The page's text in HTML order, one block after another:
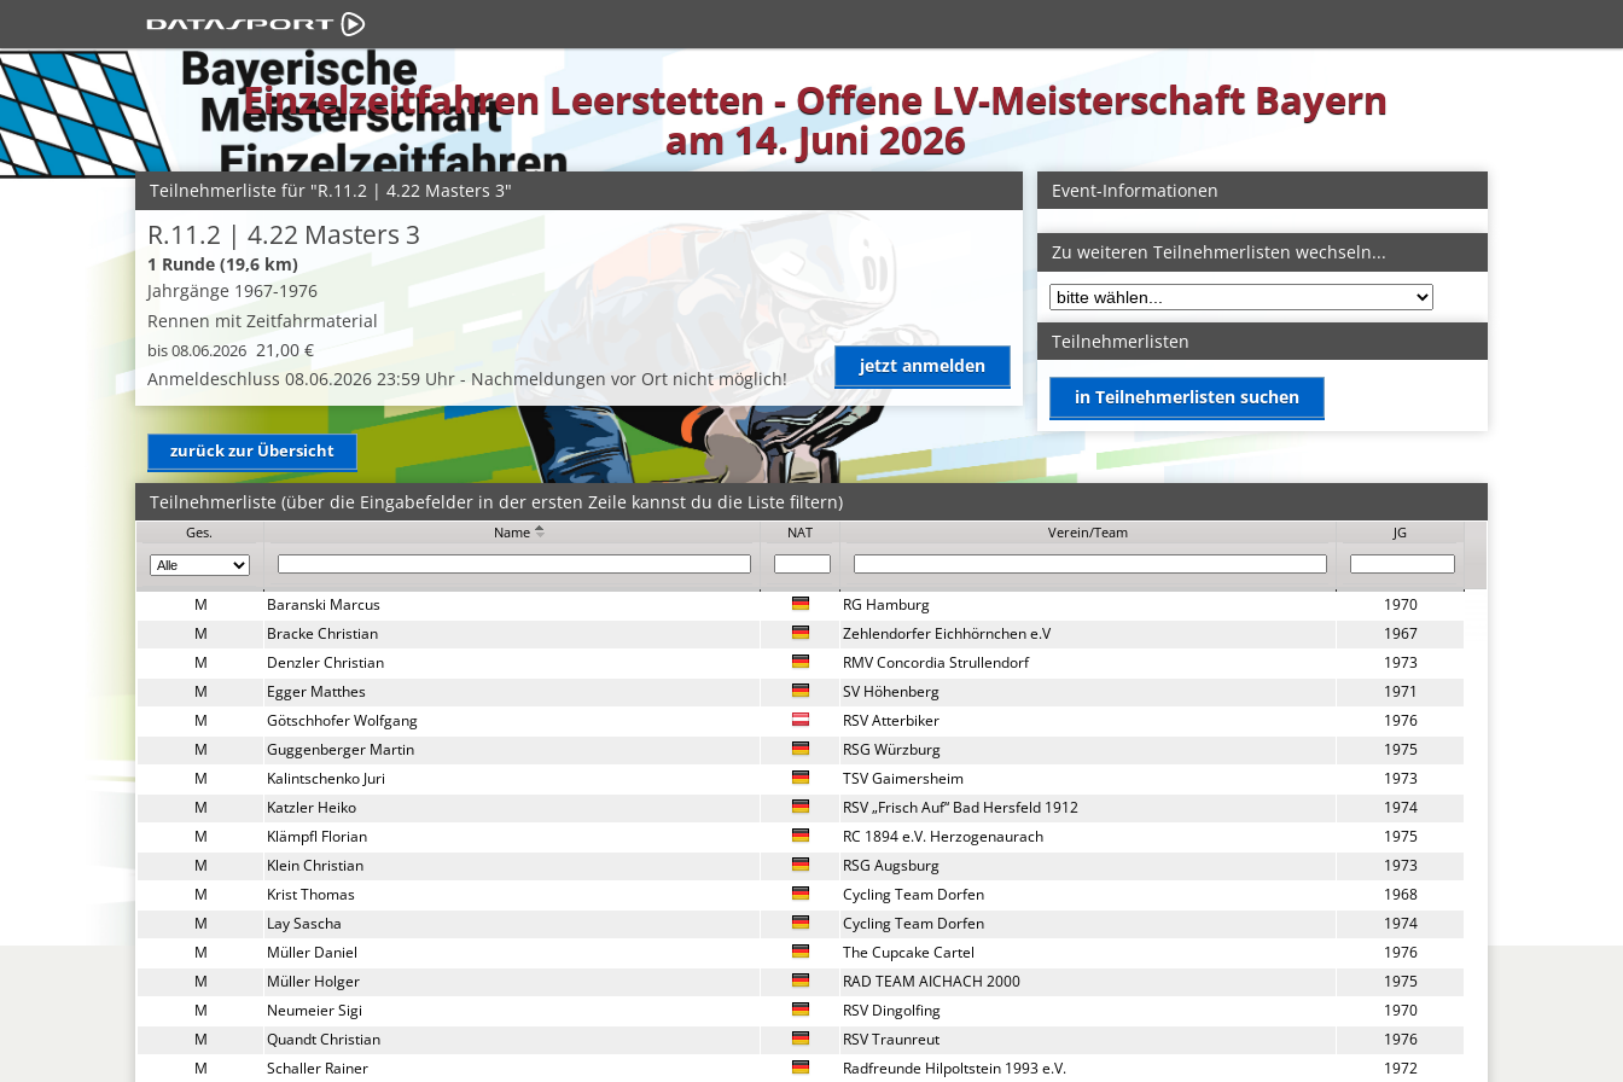
Einzelzeitfahren Leerstetten - Offene LV-Meisterschaft Bayern
am 14. Juni 2026
Teilnehmerliste für "R.11.2 | 4.22 Masters 3"
R.11.2 | 4.22 Masters 3
1 Runde (19,6 km)
Jahrgänge 1967-1976
Rennen mit Zeitfahrmaterial
bis 08.06.2026 21,00 €
Anmeldeschluss 08.06.2026 23:59 Uhr - Nachmeldungen vor Ort nicht möglich!
jetzt anmelden
zurück zur Übersicht
Event-Informationen
Zu weiteren Teilnehmerlisten wechseln...
Teilnehmerlisten
in Teilnehmerlisten suchen
Teilnehmerliste (über die Eingabefelder in der ersten Zeile kannst du die Liste filtern)
Ges. Name NAT Verein/Team JG
M Baranski Marcus RG Hamburg
1970
M
Bracke Christian Zehlendorfer Eichhörnchen e.V
1967
M
Denzler Christian RMV Concordia Strullendorf
1973
M
Egger Matthes SV Höhenberg
1971
M
Götschhofer Wolfgang RSV Atterbiker
1976
M
Guggenberger Martin RSG Würzburg
1975
M
Kalintschenko Juri TSV Gaimersheim
1973
M
Katzler Heiko RSV „Frisch Auf“ Bad Hersfeld 1912
1974
M
Klämpfl Florian RC 1894 e.V. Herzogenaurach
1975
M
Klein Christian RSG Augsburg
1973
M
Krist Thomas Cycling Team Dorfen
1968
M
Lay Sascha Cycling Team Dorfen
1974
M
Müller Daniel The Cupcake Cartel
1976
M
Müller Holger RAD TEAM AICHACH 2000
1975
M
Neumeier Sigi RSV Dingolfing
1970
M
Quandt Christian RSV Traunreut
1976
M
Schaller Rainer Radfreunde Hilpoltstein 1993 e.V. 1972